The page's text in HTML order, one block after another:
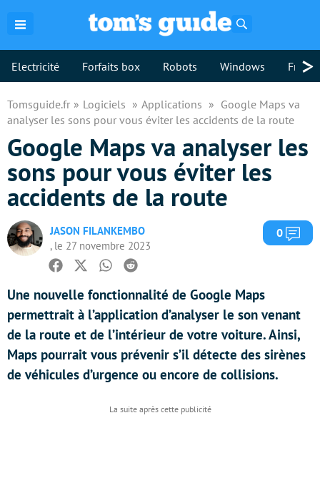
Electricité Forfaits box Robots Windows >
Tomsguide.fr Logiciels Applications
Google Maps va
analyser les sons pour vous éviter les accidents de la route
Google Maps va analyser les
sons pour vous éviter les
accidents de la route
JASON FILANKEMBO
, le 27 novembre 2023
0
Facebook
TwitterWhatsapp
Reddit
Une nouvelle fonctionnalité de Google Maps
permettrait à l’application d’analyser le son venant
de la route et de l’intérieur de votre voiture. Ainsi,
Maps pourrait vous prévenir s’il détecte des sirènes
de véhicules d’urgence ou encore de collisions.